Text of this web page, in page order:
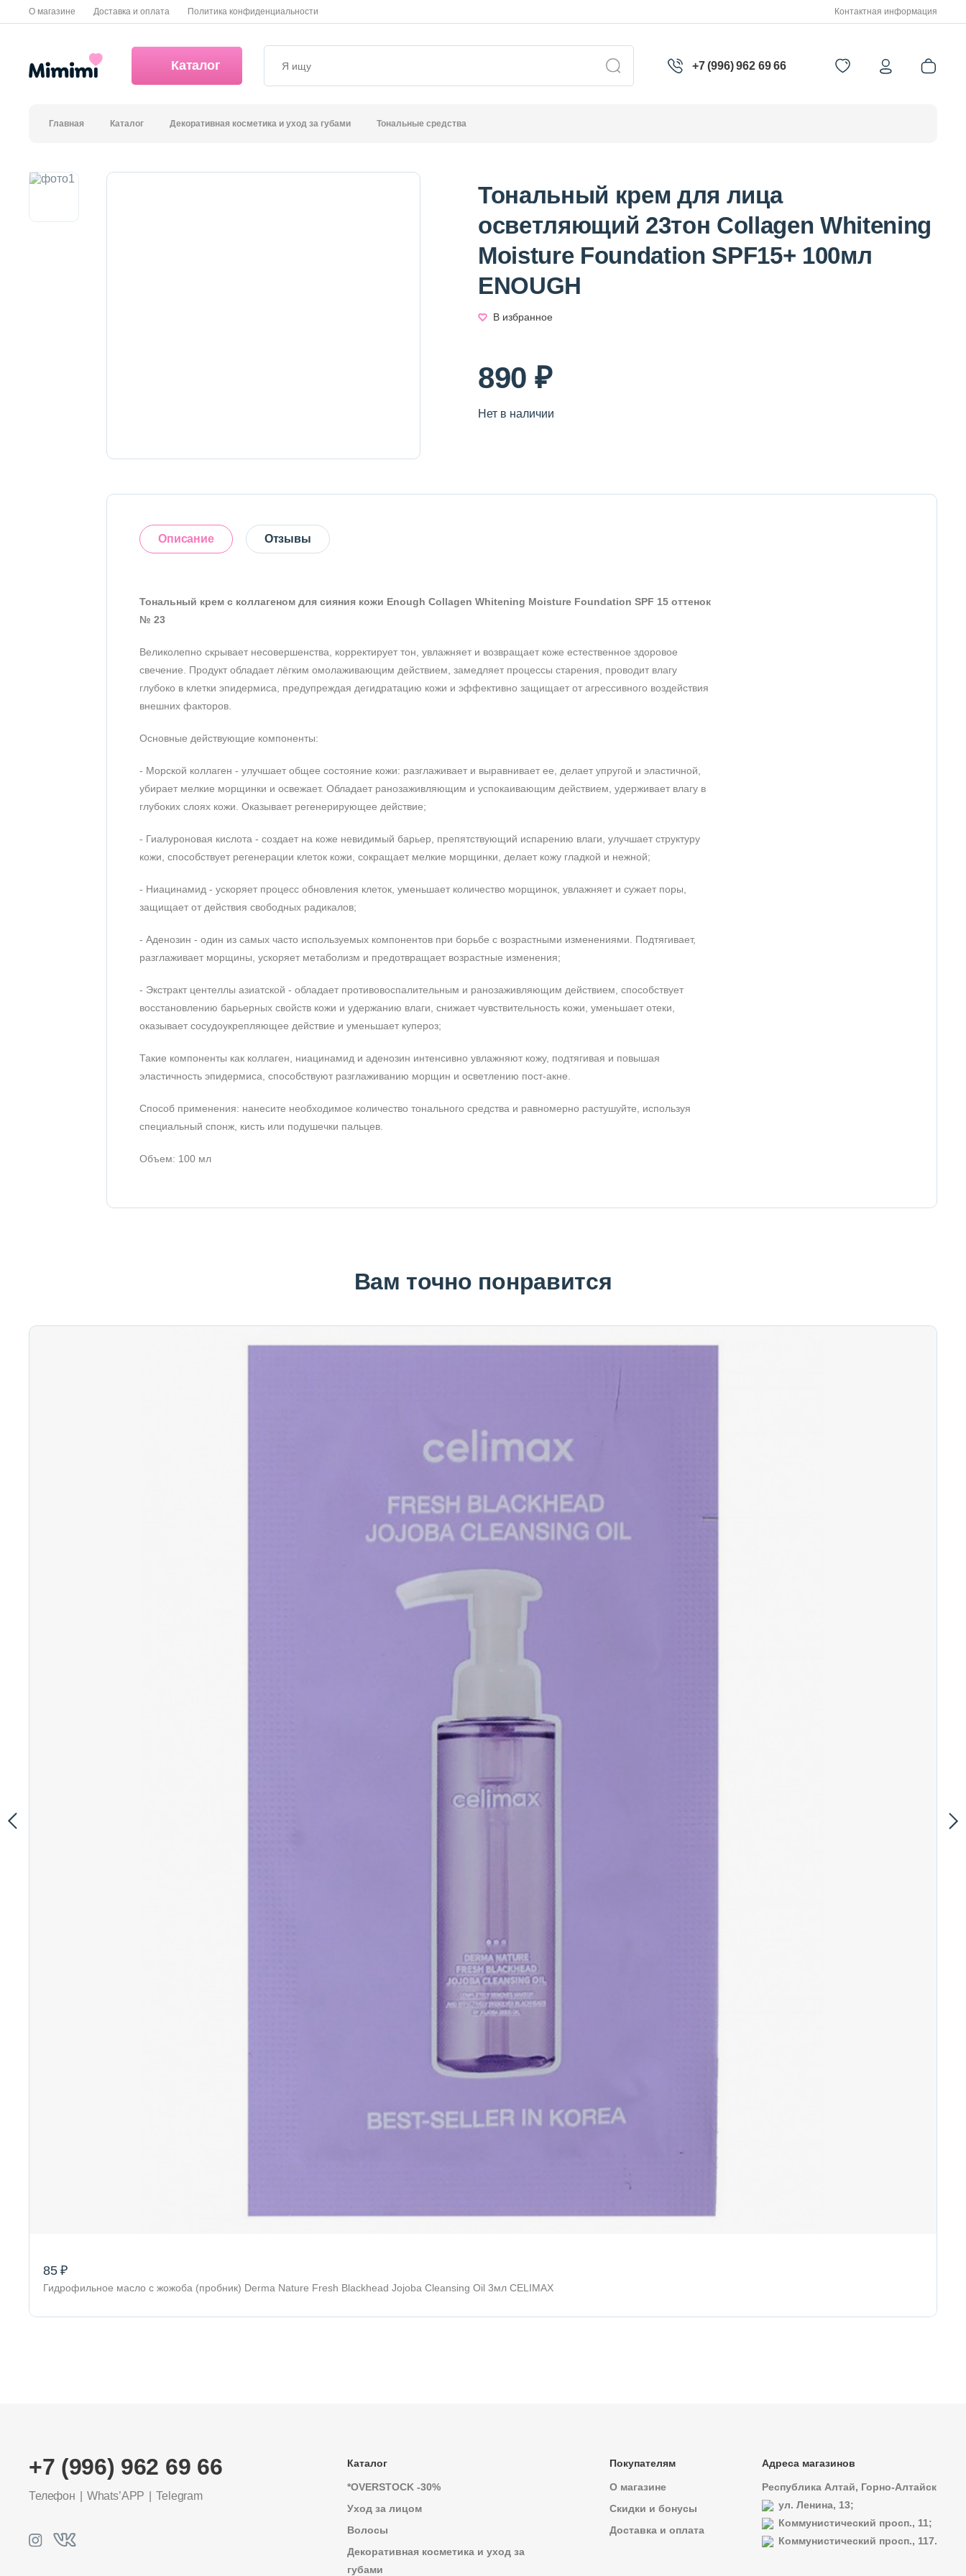
О магазине Доставка и оплата Политика конфиденциальности Контактная информация
Каталог +7 (996) 962 69 66
Главная Каталог Декоративная косметика и уход за губами Тональные средства
Тональный крем для лица
осветляющий 23тон Collagen Whitening
Moisture Foundation SPF15+ 100мл
ENOUGH
В избранное
890 ₽
Нет в наличии
Описание Отзывы
Тональный крем с коллагеном для сияния кожи Enough Collagen Whitening Moisture Foundation SPF 15 оттенок
№ 23
Великолепно скрывает несовершенства, корректирует тон, увлажняет и возвращает коже естественное здоровое
свечение. Продукт обладает лёгким омолаживающим действием, замедляет процессы старения, проводит влагу
глубоко в клетки эпидермиса, предупреждая дегидратацию кожи и эффективно защищает от агрессивного воздействия
внешних факторов.
Основные действующие компоненты:
- Морской коллаген - улучшает общее состояние кожи: разглаживает и выравнивает ее, делает упругой и эластичной,
убирает мелкие морщинки и освежает. Обладает ранозаживляющим и успокаивающим действием, удерживает влагу в
глубоких слоях кожи. Оказывает регенерирующее действие;
- Гиалуроновая кислота - создает на коже невидимый барьер, препятствующий испарению влаги, улучшает структуру
кожи, способствует регенерации клеток кожи, сокращает мелкие морщинки, делает кожу гладкой и нежной;
- Ниацинамид - ускоряет процесс обновления клеток, уменьшает количество морщинок, увлажняет и сужает поры,
защищает от действия свободных радикалов;
- Аденозин - один из самых часто используемых компонентов при борьбе с возрастными изменениями. Подтягивает,
разглаживает морщины, ускоряет метаболизм и предотвращает возрастные изменения;
- Экстракт центеллы азиатской - обладает противовоспалительным и ранозаживляющим действием, способствует
восстановлению барьерных свойств кожи и удержанию влаги, снижает чувствительность кожи, уменьшает отеки,
оказывает сосудоукрепляющее действие и уменьшает купероз;
Такие компоненты как коллаген, ниацинамид и аденозин интенсивно увлажняют кожу, подтягивая и повышая
эластичность эпидермиса, способствуют разглаживанию морщин и осветлению пост-акне.
Способ применения: нанесите необходимое количество тонального средства и равномерно растушуйте, используя
специальный спонж, кисть или подушечки пальцев.
Объем: 100 мл
Оставить отзыв
Вам точно понравится
85 ₽
Гидрофильное масло с жожоба (пробник) Derma Nature Fresh Blackhead Jojoba Cleansing Oil 3мл CELIMAX
+7 (996) 962 69 66
Телефон Whats’APP Telegram
Каталог
*OVERSTOCK -30%
Уход за лицом
Волосы
Декоративная косметика и уход за
губами
Покупателям
О магазине
Скидки и бонусы
Доставка и оплата
Адреса магазинов
Республика Алтай, Горно-Алтайск
ул. Ленина, 13;
Коммунистический просп., 11;
Коммунистический просп., 117.